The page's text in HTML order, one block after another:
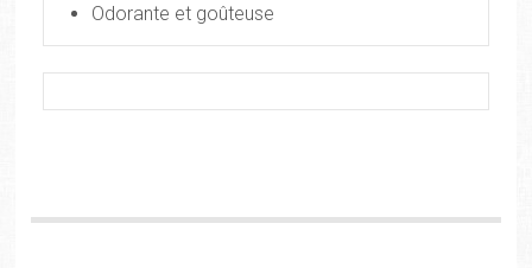
Odorante et goûteuse